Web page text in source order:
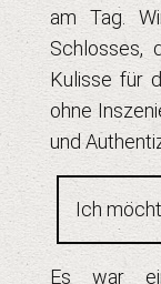
am Tag.
Schlosses,
Kulisse für
ohne
und
Ich
Es war